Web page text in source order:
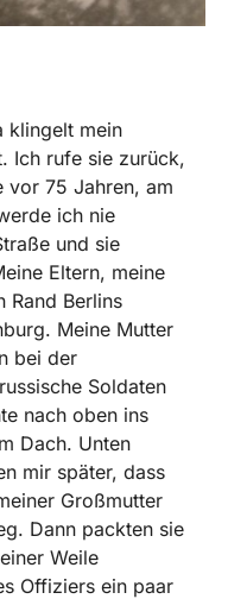
klingelt mein
Ich rufe sie zurück,
vor 75 Jahren, am
ich nie
und sie
Eltern, meine
Rand Berlins
Meine Mutter
bei der
Soldaten
nach oben ins
Dach. Unten
mir später, dass
Großmutter
Dann packten sie
Weile
Offiziers ein paar